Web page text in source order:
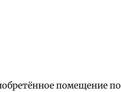
помещение по